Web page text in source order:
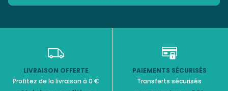
LIVRAISON OFFERTE
Profitez de la livraison à 0 €
PAIEMENTS SÉCURISÉS
Transferts sécurisés